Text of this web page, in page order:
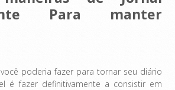
Para manter
poderia fazer para tornar seu diário
é fazer definitivamente a consistir em